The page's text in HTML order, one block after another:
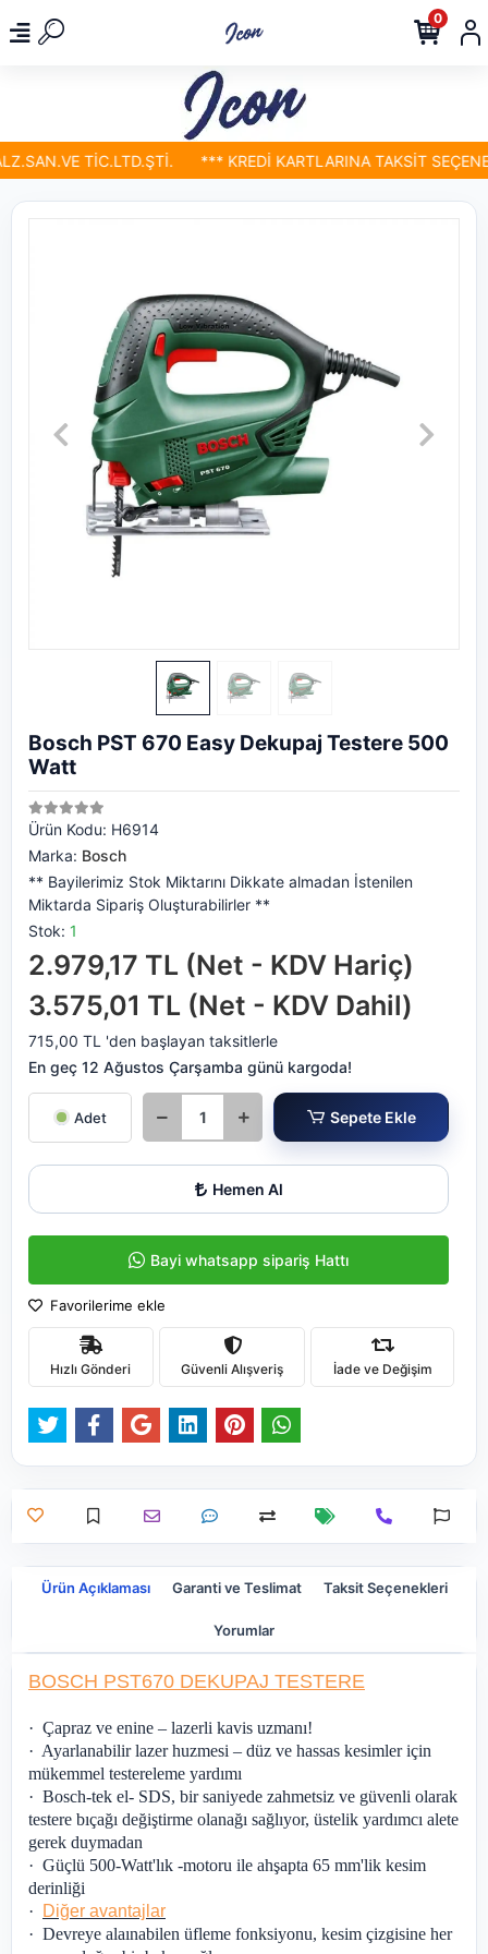
TİC.LTD.ŞTİ. *** KREDİ KARTLARINA TAKSİT
0
Bosch PST 670 Easy Dekupaj Testere 500
Watt
Ürün Kodu: H6914
Marka: Bosch
** Bayilerimiz Stok Miktarını Dikkate almadan İstenilen
Miktarda Sipariş Oluşturabilirler **
Stok: 1
2.979,17 TL (Net - KDV Hariç)
3.575,01 TL (Net - KDV Dahil)
715,00 TL 'den başlayan taksitlerle
En geç 12 Ağustos Çarşamba günü kargoda!
Adet Sepete Ekle
Hemen Al
Bayi whatsapp sipariş Hattı
Favorilerime ekle
Hızlı Gönderi Güvenli Alışveriş İade ve Değişim
Ürün Açıklaması Garanti ve Teslimat Taksit Seçenekleri
Yorumlar
BOSCH PST670 DEKUPAJ TESTERE
· Çapraz ve enine – lazerli kavis uzmanı!
· Ayarlanabilir lazer huzmesi – düz ve hassas kesimler için
mükemmel testereleme yardımı
· Bosch-tek el- SDS, bir saniyede zahmetsiz ve güvenli olarak
testere bıçağı değiştirme olanağı sağlıyor, üstelik yardımcı alete
gerek duymadan
· Güçlü 500-Watt'lık -motoru ile ahşapta 65 mm'lik kesim
derinliği
·
Diğer avantajlar
· Devreye alaınabilen üfleme fonksiyonu, kesim çizgisine her